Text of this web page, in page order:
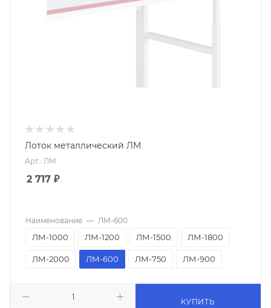
Лоток металлический ЛМ
Арт.: ЛМ
2 717 ₽
КУПИТЬ
Наименование — ЛМ-600
ЛМ-1000 ЛМ-1200 ЛМ-1500 ЛМ-1800
ЛМ-2000 ЛМ-600 ЛМ-750 ЛМ-900